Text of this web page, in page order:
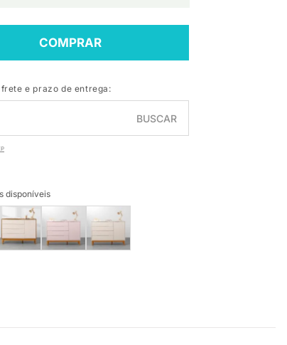
COMPRAR
e prazo de entrega:
BUSCAR
disponíveis